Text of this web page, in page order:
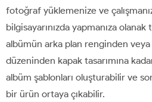
fotoğraf yüklemenize ve
bilgisayarınızda yapmanıza olanak
albümün arka plan renginden veya
düzeninden kapak tasarımına
albüm şablonları oluşturabilir ve
bir ürün ortaya çıkabilir.